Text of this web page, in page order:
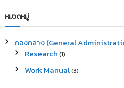
r
c
f
หมวดหมู่
กองกลาง (General
Research (1)
Work Manual(3)